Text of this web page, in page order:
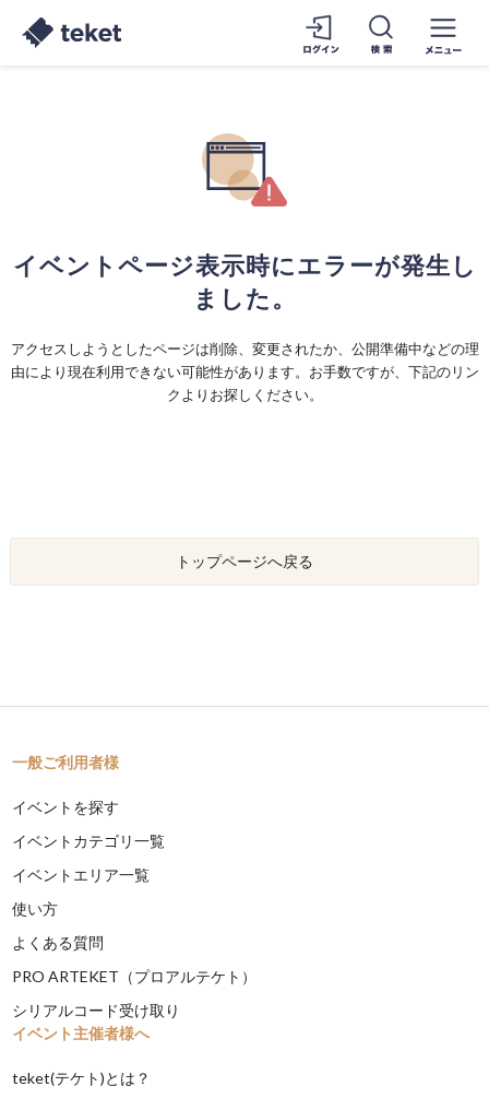
イベントページ表示時にエラーが発生し
ました。
アクセスしようとしたページは削除、変更されたか、公開準備中などの理
由により現在利用できない可能性があります。お手数ですが、下記のリン
クよりお探しください。
トップページへ戻る
一般ご利用者様
イベントを探す
イベントカテゴリ一覧
イベントエリア一覧
使い方
よくある質問
PRO ARTEKET（プロアルテケト）
シリアルコード受け取り
イベント主催者様へ
teket(テケト)とは？